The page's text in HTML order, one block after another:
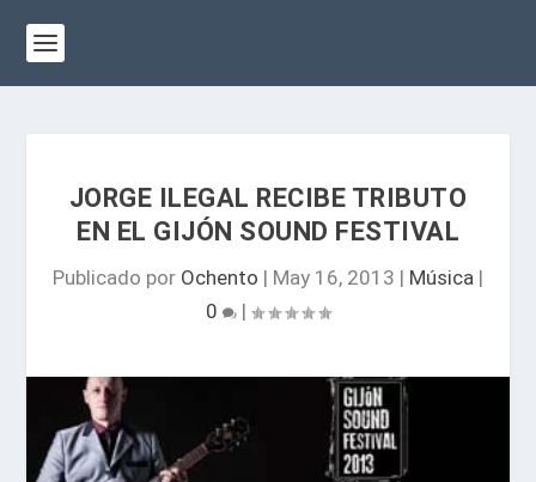
JORGE ILEGAL RECIBE TRIBUTO
EN EL GIJÓN SOUND FESTIVAL
Publicado por Ochento | May 16, 2013 | Música |
0
|